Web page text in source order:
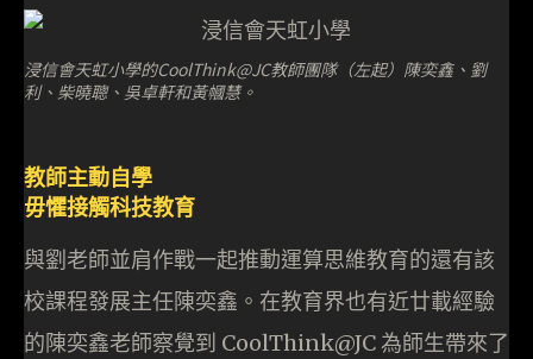
浸信會天虹小學的CoolThink@JC教師團隊（左起）陳奕鑫、劉
利、柴曉聰、吳卓軒和黃幗慧。
教師主動自學
毋懼接觸科技教育
與劉老師並肩作戰一起推動運算思維教育的還有該
校課程發展主任陳奕鑫。在教育界也有近廿載經驗
的陳奕鑫老師察覺到 CoolThink@JC 為師生帶來了